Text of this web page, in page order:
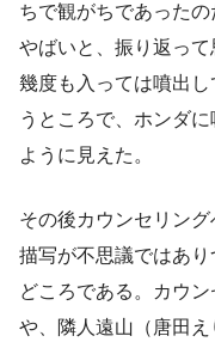
ちで観がちであった
やばいと、振り返っ
幾度も入っては噴出
うところで、ホンダ
ように見えた。
その後カウンセリン
描写が不思議ではあ
どころである。カウ
や、隣人遠山（唐田